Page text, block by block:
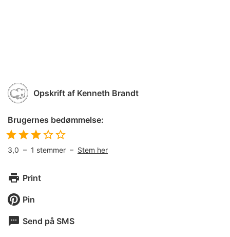
Opskrift af Kenneth Brandt
Brugernes bedømmelse:
3,0 – 1 stemmer – Stem her
Print
Pin
Send på SMS